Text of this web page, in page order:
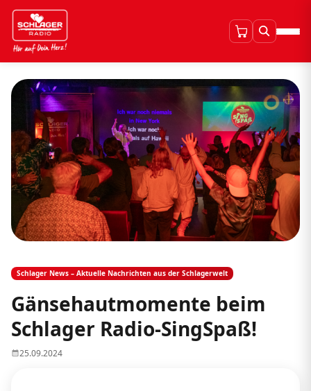
Schlager News – Aktuelle Nachrichten aus der Schlagerwelt
Gänsehautmomente beim
Schlager Radio-SingSpaß!
25.09.2024